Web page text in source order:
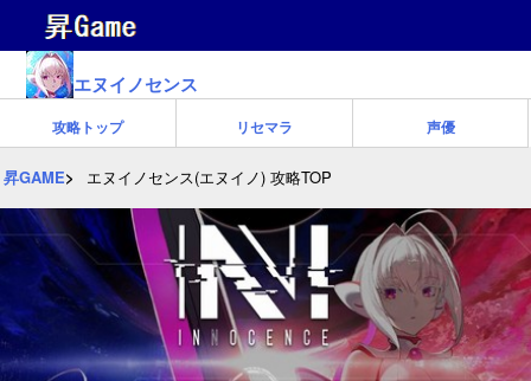
エヌイノセンス
攻略トップ リセマラ 声優
昇GAME エヌイノセンス(エヌイノ) 攻略TOP